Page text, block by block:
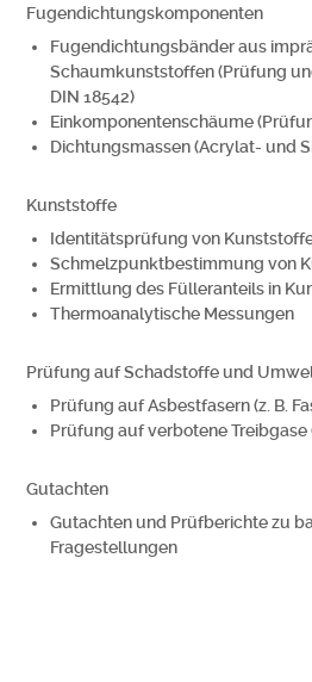
Fugendichtungskomponenten
Fugendichtungsbänder aus
Schaumkunststoffen (Prüfung
DIN 18542)
Einkomponentenschäume
Dichtungsmassen (Acrylat- und
Kunststoffe
Identitätsprüfung von
Schmelzpunktbestimmung von
Ermittlung des Fülleranteils in
Thermoanalytische Messungen
Prüfung auf Schadstoffe und
Prüfung auf Asbestfasern (z. B.
Prüfung auf verbotene Treibgase
Gutachten
Gutachten und Prüfberichte zu
Fragestellungen